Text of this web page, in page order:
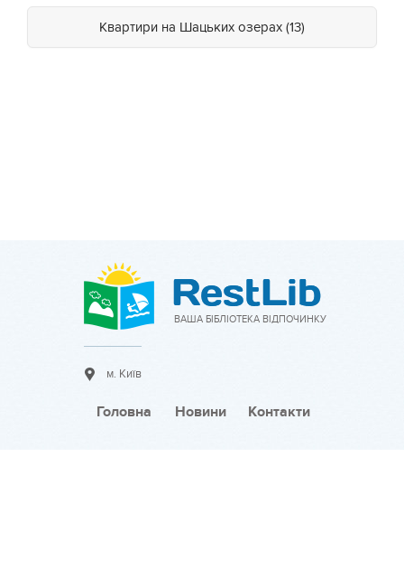
Квартири на Шацьких озерах (13)
ВАША БІБЛІОТЕКА ВІДПОЧИНКУ
м. Київ
Головна Новини Контакти